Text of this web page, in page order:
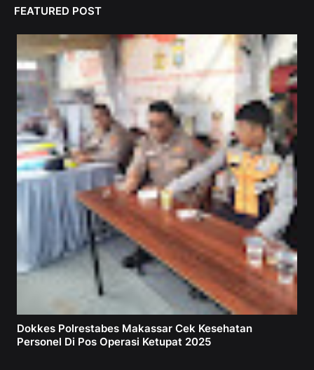
FEATURED POST
Dokkes Polrestabes Makassar Cek Kesehatan
Personel Di Pos Operasi Ketupat 2025